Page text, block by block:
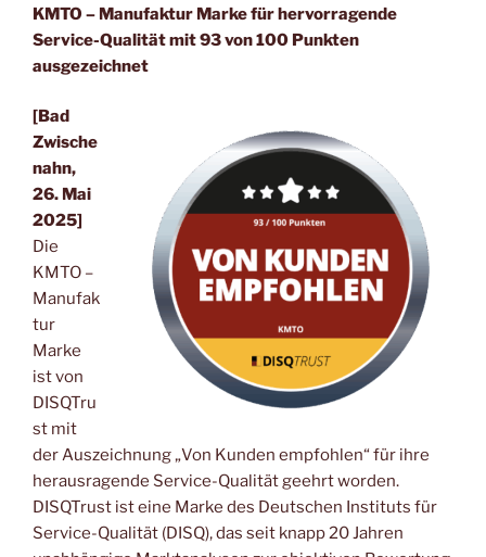
KMTO – Manufaktur Marke für hervorragende
Service-Qualität mit 93 von 100 Punkten
ausgezeichnet
[Bad
Zwische
nahn,
26. Mai
2025]
Die
KMTO –
Manufak
tur
Marke
ist von
DISQTru
st mit
der Auszeichnung „Von Kunden empfohlen“ für ihre
herausragende Service-Qualität geehrt worden.
DISQTrust ist eine Marke des Deutschen Instituts für
Service-Qualität (DISQ), das seit knapp 20 Jahren